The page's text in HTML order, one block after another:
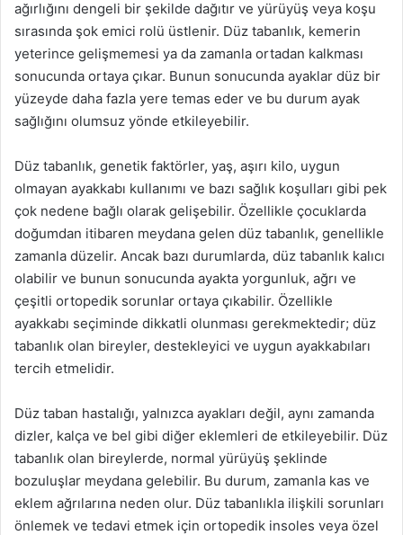
ağırlığını dengeli bir şekilde dağıtır ve yürüyüş veya koşu
sırasında şok emici rolü üstlenir. Düz tabanlık, kemerin
yeterince gelişmemesi ya da zamanla ortadan kalkması
sonucunda ortaya çıkar. Bunun sonucunda ayaklar düz bir
yüzeyde daha fazla yere temas eder ve bu durum ayak
sağlığını olumsuz yönde etkileyebilir.
Düz tabanlık, genetik faktörler, yaş, aşırı kilo, uygun
olmayan ayakkabı kullanımı ve bazı sağlık koşulları gibi pek
çok nedene bağlı olarak gelişebilir. Özellikle çocuklarda
doğumdan itibaren meydana gelen düz tabanlık, genellikle
zamanla düzelir. Ancak bazı durumlarda, düz tabanlık kalıcı
olabilir ve bunun sonucunda ayakta yorgunluk, ağrı ve
çeşitli ortopedik sorunlar ortaya çıkabilir. Özellikle
ayakkabı seçiminde dikkatli olunması gerekmektedir; düz
tabanlık olan bireyler, destekleyici ve uygun ayakkabıları
tercih etmelidir.
Düz taban hastalığı, yalnızca ayakları değil, aynı zamanda
dizler, kalça ve bel gibi diğer eklemleri de etkileyebilir. Düz
tabanlık olan bireylerde, normal yürüyüş şeklinde
bozuluşlar meydana gelebilir. Bu durum, zamanla kas ve
eklem ağrılarına neden olur. Düz tabanlıkla ilişkili sorunları
önlemek ve tedavi etmek için ortopedik insoles veya özel